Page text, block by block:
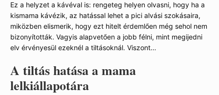
Ez a helyzet a kávéval is: rengeteg helyen olvasni, hogy ha a
kismama kávézik, az hatással lehet a pici alvási szokásaira,
miközben elismerik, hogy ezt hitelt érdemlően még sehol nem
bizonyították. Vagyis alapvetően a jobb félni, mint megijedni
elv érvényesül ezeknél a tiltásoknál. Viszont…
A tiltás hatása a mama
lelkiállapotára